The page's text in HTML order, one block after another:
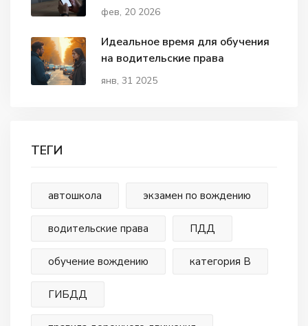
фев, 20 2026
Идеальное время для обучения
на водительские права
янв, 31 2025
ТЕГИ
автошкола экзамен по вождению
водительские права ПДД
обучение вождению категория В
ГИБДД